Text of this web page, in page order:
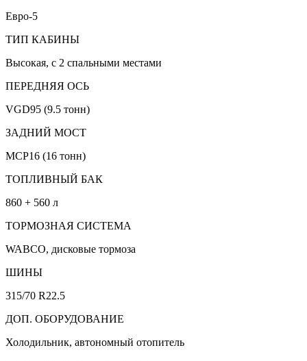
Евро-5
ТИП КАБИНЫ
Высокая, с 2 спальными местами
ПЕРЕДНЯЯ ОСЬ
VGD95 (9.5 тонн)
ЗАДНИЙ МОСТ
MCP16 (16 тонн)
ТОПЛИВНЫЙ БАК
860 + 560 л
ТОРМОЗНАЯ СИСТЕМА
WABCO, дисковые тормоза
ШИНЫ
315/70 R22.5
ДОП. ОБОРУДОВАНИЕ
Холодильник, автономный отопитель